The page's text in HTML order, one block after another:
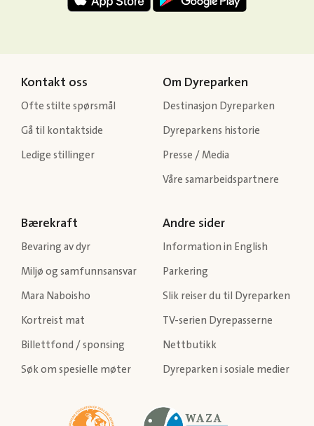
Kontakt oss
Ofte stilte spørsmål
Gå til kontaktside
Ledige stillinger
Om Dyreparken
Destinasjon Dyreparken
Dyreparkens historie
Presse / Media
Våre samarbeidspartnere
Bærekraft
Bevaring av dyr
Miljø og samfunnsansvar
Mara Naboisho
Kortreist mat
Billettfond / sponsing
Søk om spesielle møter
Andre sider
Information in English
Parkering
Slik reiser du til Dyreparken
TV-serien Dyrepasserne
Nettbutikk
Dyreparken i sosiale medier